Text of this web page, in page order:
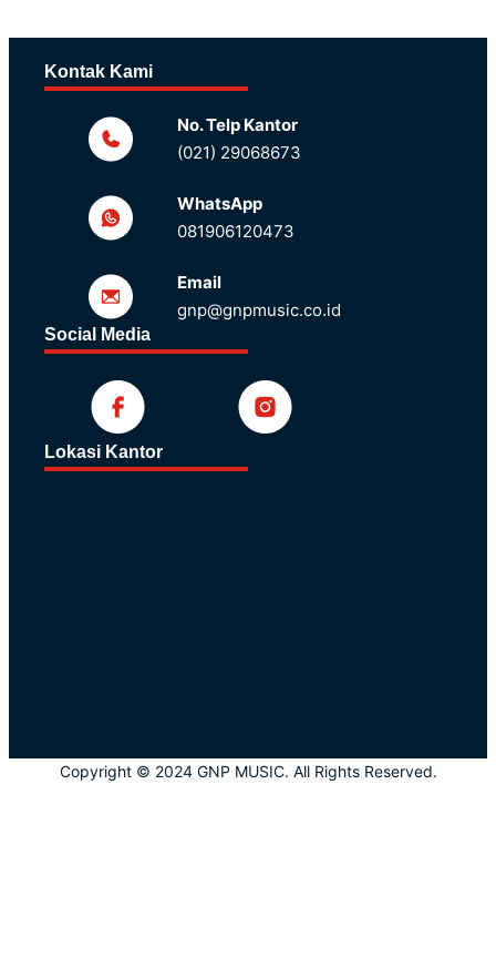
Kontak Kami
No. Telp Kantor
(021) 29068673
WhatsApp
081906120473
Email
gnp@gnpmusic.co.id
Social Media
Lokasi Kantor
Copyright © 2024 GNP MUSIC. All Rights Reserved.